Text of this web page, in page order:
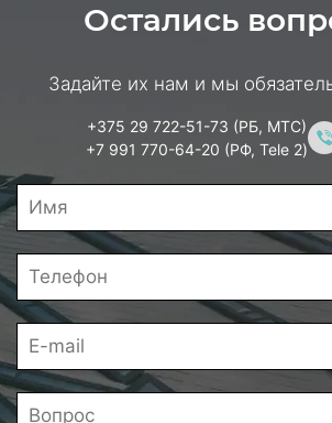
Остались
Задайте их нам и мы
+375 29 722-51-73 (РБ, МТС)
+7 991 770-64-20 (РФ, Tele 2)